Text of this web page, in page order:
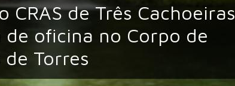
CRAS de Três Cachoeiras
oficina no Corpo de
Torres